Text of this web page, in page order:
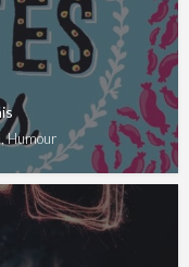
Humour